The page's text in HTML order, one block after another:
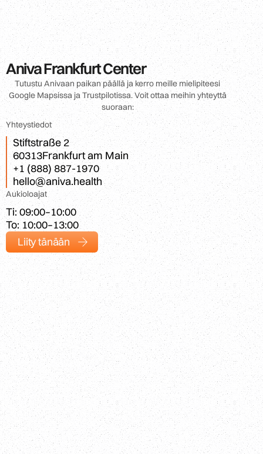
Aniva Frankfurt Center
Tutustu Anivaan paikan päällä ja kerro meille mielipiteesi
Google Mapsissa ja Trustpilotissa. Voit ottaa meihin yhteyttä
suoraan:
Yhteystiedot
Stiftstraße 2
60313Frankfurt am Main
+1 (888) 887-1970
hello@aniva.health
Aukioloajat
Ti: 09:00–10:00
To: 10:00–13:00
Liity tänään